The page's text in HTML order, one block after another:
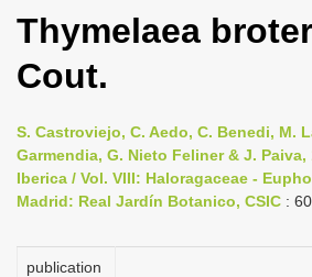
g
n
a
v
g
Thymelaea
Cout.
S. Castroviejo, C. Aedo, C. Benedi, M.
Garmendia, G. Nieto Feliner & J. Paiva,
Iberica / Vol. VIII: Haloragaceae -
Madrid: Real Jardín Botanico, CSIC :
publication